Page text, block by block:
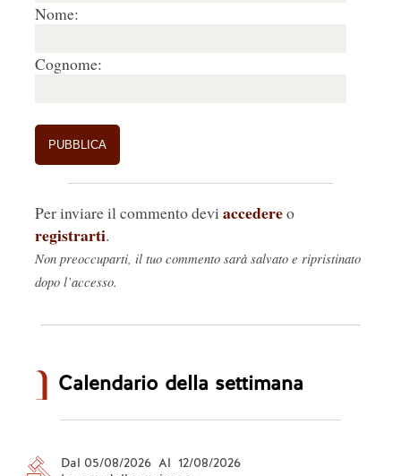
Nome:
Cognome:
Per inviare il commento devi accedereo
registrarti.
Non preoccuparti, il tuo commento sarà salvato e ripristinato
dopo l’accesso.
Calendario della settimana
Dal 05/08/2026 Al 12/08/2026